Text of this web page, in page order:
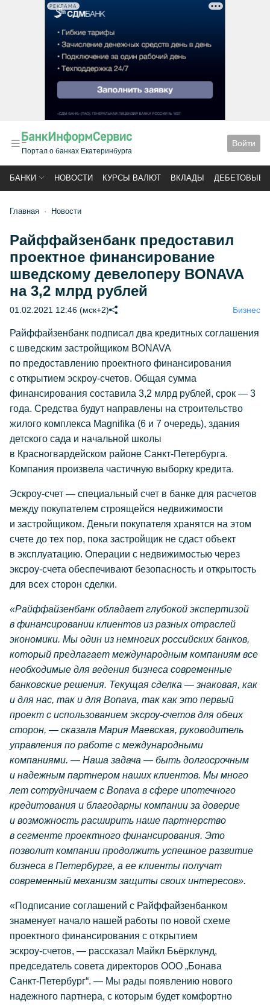
РЕКЛАМА
Портал о банках Екатеринбурга
Войти
БАНКИ НОВОСТИ КУРСЫ ВАЛЮТ ВКЛАДЫ ДЕБЕТОВЫЕ
Главная Новости
Райффайзенбанк предоставил
проектное финансирование
шведскому девелоперу BONAVA
на 3,2 млрд рублей
01.02.2021 12:46 (мск+2) Бизнес
Райффайзенбанк подписал два кредитных соглашения
с шведским застройщиком BONAVA
по предоставлению проектного финансирования
с открытием эскроу-счетов. Общая сумма
финансирования составила 3,2 млрд рублей, срок — 3
года. Средства будут направлены на строительство
жилого комплекса Magnifika (6 и 7 очередь), здания
детского сада и начальной школы
в Красногвардейском районе Санкт-Петербурга.
Компания произвела частичную выборку кредита.
Эскроу-счет — специальный счет в банке для расчетов
между покупателем строящейся недвижимости
и застройщиком. Деньги покупателя хранятся на этом
счете до тех пор, пока застройщик не сдаст объект
в эксплуатацию. Операции с недвижимостью через
эксроу-счета обеспечивают безопасность и открытость
для всех сторон сделки.
«Райффайзенбанк обладает глубокой экспертизой
в финансировании клиентов из разных отраслей
экономики. Мы один из немногих российских банков,
который предлагает международным компаниям все
необходимые для ведения бизнеса современные
банковские решения. Текущая сделка — знаковая, как
и для нас, так и для Bonava, так как это первый
проект с использованием эксроу-счетов для обеих
сторон, — сказала Мария Маевская, руководитель
управления по работе с международными
компаниями. — Наша задача — быть долгосрочным
и надежным партнером наших клиентов. Мы много
лет сотрудничаем с Bonava в сфере ипотечного
кредитования и благодарны компании за доверие
и возможность расширить наше партнерство
в сегменте проектного финансирования. Это
позволит компании продолжить успешное развитие
бизнеса в Петербурге, а ее клиенты получат
современный механизм защиты своих интересов».
«Подписание соглашений с Райффайзенбанком
знаменует начало нашей работы по новой схеме
проектного финансирования с открытием
эскроу-счетов, — рассказал Майкл Бьёрклунд,
председатель совета директоров ООО „Бонава
Санкт-Петербург“. — Мы рады появлению нового
надежного партнера, с которым будет комфортно